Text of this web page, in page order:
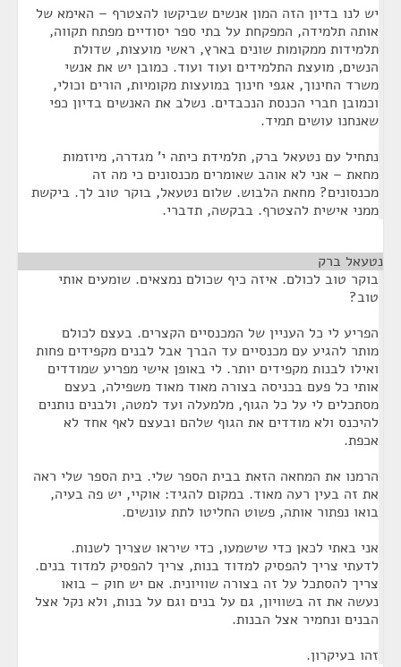
יש לנו בדיון הזה המון אנשים שביקשו להצטרף – האימא של
אותה תלמידה, המפקחת על בתי ספר יסודיים מפתח תקווה,
תלמידות ממקומות שונים בארץ, ראשי מועצות, שדולת
הנשים, מועצת התלמידים ועוד ועוד. כמובן יש את אנשי
משרד החינוך, אגפי חינוך במועצות מקומיות, הורים וכולי,
וכמובן חברי הכנסת הנכבדים. נשלב את האנשים בדיון כפי
שאנחנו עושים תמיד.
נתחיל עם נטעאל ברק, תלמידת כיתה י' מגדרה, מיוזמות
מחאת – אני לא אוהב שאומרים מכנסונים כי מה זה
מכנסונים? מחאת הלבוש. שלום נטעאל, בוקר טוב לך. ביקשת
ממני אישית להצטרף. בבקשה, תדברי.
נטעאל ברק
בוקר טוב לכולם. איזה כיף שכולם נמצאים. שומעים אותי
טוב?
הפריע לי כל העניין של המכנסיים הקצרים. בעצם לכולם
מותר להגיע עם מכנסיים עד הברך אבל לבנים מקפידים פחות
ואילו לבנות מקפידים יותר. לי באופן אישי מפריע שמודדים
אותי כל פעם בכניסה בצורה מאוד מאוד משפילה, בעצם
מסתכלים לי על כל הגוף, מלמעלה ועד למטה, ולבנים נותנים
להיכנס ולא מודדים את הגוף שלהם ובעצם לאף אחד לא
אכפת.
הרמנו את המחאה הזאת בבית הספר שלי. בית הספר שלי ראה
את זה בעין רעה מאוד. במקום להגיד: אוקיי, יש פה בעיה,
בואו נפתור אותה, פשוט החליטו לתת עונשים.
אני באתי לכאן כדי שישמעו, כדי שיראו שצריך לשנות.
לדעתי צריך להפסיק למדוד בנות, צריך להפסיק למדוד בנים.
צריך להסתכל על זה בצורה שוויונית. אם יש חוק – בואו
נעשה את זה בשוויון, גם על בנים וגם על בנות, ולא נקל אצל
הבנים ונחמיר אצל הבנות.
זהו בעיקרון.